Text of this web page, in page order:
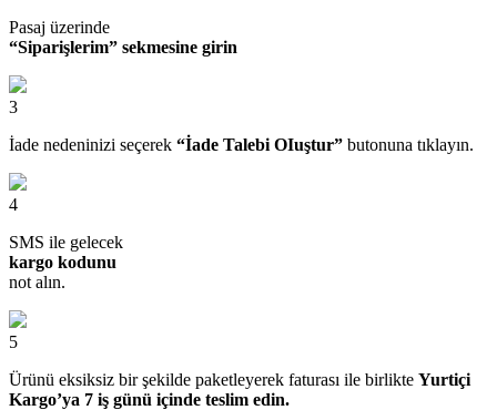
Pasaj üzerinde
“Siparişlerim” sekmesine girin
3
İade nedeninizi seçerek “İade Talebi OIuştur” butonuna tıklayın.
4
SMS ile gelecek
kargo kodunu
not alın.
5
Ürünü eksiksiz bir şekilde paketleyerek faturası ile birlikte Yurtiçi
Kargo’ya 7 iş günü içinde teslim edin.